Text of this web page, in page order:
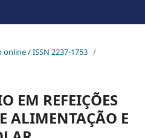
online / ISSN 2237-1753 /
EM REFEIÇÕES
ALIMENTAÇÃO E